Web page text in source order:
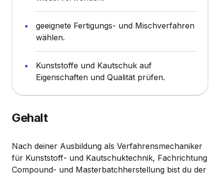
geeignete Fertigungs- und Mischverfahren
wählen.
Kunststoffe und Kautschuk auf
Eigenschaften und Qualität prüfen.
Gehalt
Nach deiner Ausbildung als Verfahrensmechaniker
für Kunststoff- und Kautschuktechnik, Fachrichtung
Compound- und Masterbatchherstellung bist du der